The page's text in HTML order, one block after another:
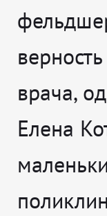
врача,
Елена